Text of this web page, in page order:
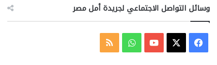
وسائل التواصل الاجتماعي لجريدة أمل مصر
فيسبوك ‫YouTubeواتسابملخص